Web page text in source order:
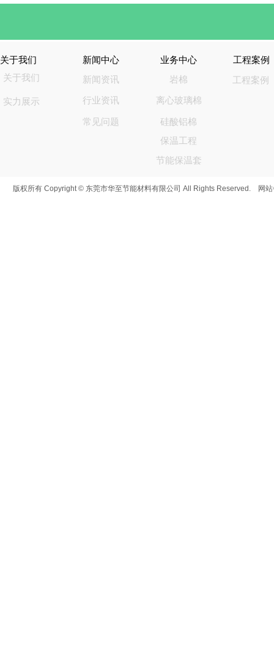
实力展示
关于我们
关于我们 新闻中心 业务中心
工程案例
新闻资讯
行业资讯
常见问题
岩棉
离心玻璃棉
硅酸铝棉
保温工程
节能保温套
工程案例
版权所有 Copyright © 东莞市华至节能材料有限公司 All Rights Reserved. 网站